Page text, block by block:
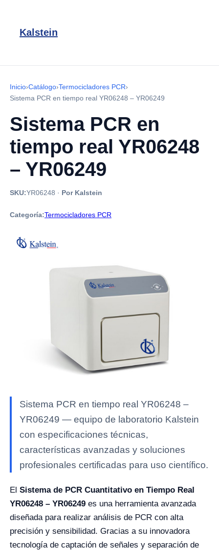
Kalstein
Inicio›Catálogo›Termocicladores PCR›
Sistema PCR en tiempo real YR06248 – YR06249
Sistema PCR en
tiempo real YR06248
– YR06249
SKU:YR06248 · Por Kalstein
Categoría:Termocicladores PCR
Sistema PCR en tiempo real YR06248 –
YR06249 — equipo de laboratorio Kalstein
con especificaciones técnicas,
características avanzadas y soluciones
profesionales certificadas para uso científico.
El Sistema de PCR Cuantitativo en Tiempo Real
YR06248 – YR06249 es una herramienta avanzada
diseñada para realizar análisis de PCR con alta
precisión y sensibilidad. Gracias a su innovadora
tecnología de captación de señales y separación de